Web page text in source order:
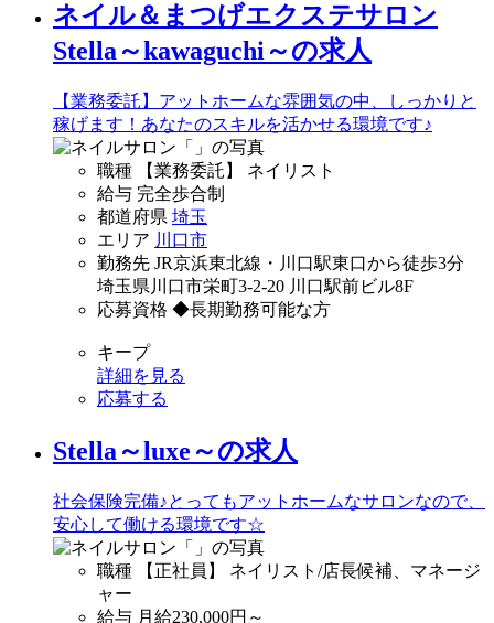
ネイル＆まつげエクステサロン
Stella～kawaguchi～の求人
【業務委託】アットホームな雰囲気の中、しっかりと
稼げます！あなたのスキルを活かせる環境です♪
職種
【業務委託】 ネイリスト
給与 完全歩合制
都道府県 埼玉
エリア 川口市
勤務先 JR京浜東北線・川口駅東口から徒歩3分
埼玉県川口市栄町3-2-20 川口駅前ビル8F
応募資格 ◆長期勤務可能な方
キープ
詳細を見る
応募する
Stella～luxe～の求人
社会保険完備♪とってもアットホームなサロンなので、
安心して働ける環境です☆
職種
【正社員】 ネイリスト/店長候補、マネージ
ャー
給与 月給230,000円～